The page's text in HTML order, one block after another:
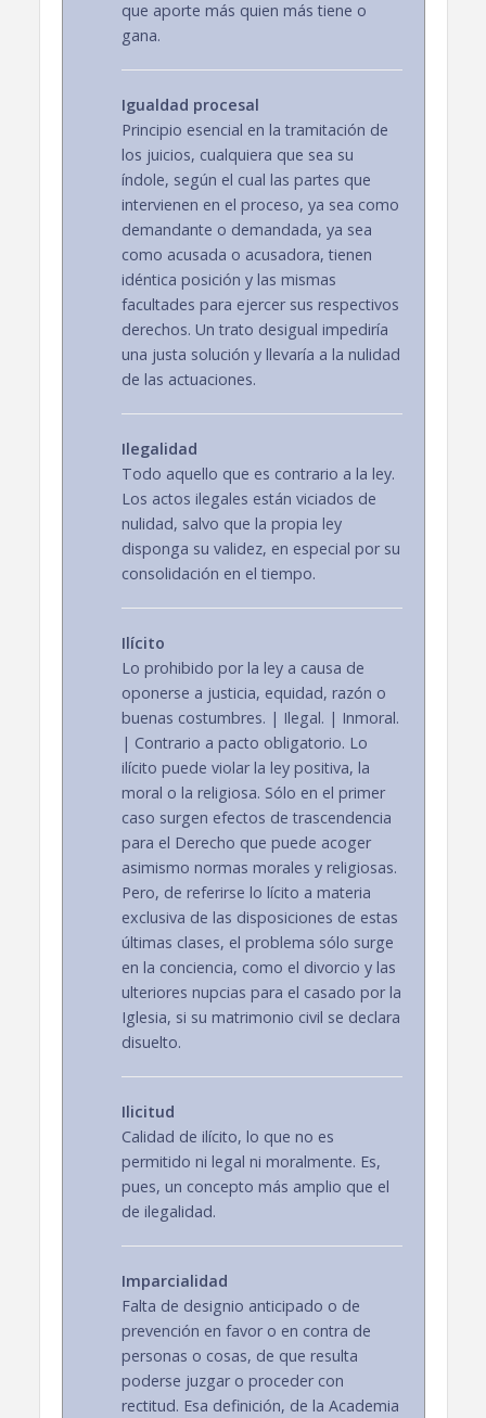
que aporte más quien más tiene o
gana.
Igualdad procesal
Principio esencial en la tramitación de
los juicios, cualquiera que sea su
índole, según el cual las partes que
intervienen en el proceso, ya sea como
demandante o demandada, ya sea
como acusada o acusadora, tienen
idéntica posición y las mismas
facultades para ejercer sus respectivos
derechos. Un trato desigual impediría
una justa solución y llevaría a la nulidad
de las actuaciones.
Ilegalidad
Todo aquello que es contrario a la ley.
Los actos ilegales están viciados de
nulidad, salvo que la propia ley
disponga su validez, en especial por su
consolidación en el tiempo.
Ilícito
Lo prohibido por la ley a causa de
oponerse a justicia, equidad, razón o
buenas costumbres. | Ilegal. | Inmoral.
| Contrario a pacto obligatorio. Lo
ilícito puede violar la ley positiva, la
moral o la religiosa. Sólo en el primer
caso surgen efectos de trascendencia
para el Derecho que puede acoger
asimismo normas morales y religiosas.
Pero, de referirse lo lícito a materia
exclusiva de las disposiciones de estas
últimas clases, el problema sólo surge
en la conciencia, como el divorcio y las
ulteriores nupcias para el casado por la
Iglesia, si su matrimonio civil se declara
disuelto.
Ilicitud
Calidad de ilícito, lo que no es
permitido ni legal ni moralmente. Es,
pues, un concepto más amplio que el
de ilegalidad.
Imparcialidad
Falta de designio anticipado o de
prevención en favor o en contra de
personas o cosas, de que resulta
poderse juzgar o proceder con
rectitud. Esa definición, de la Academia